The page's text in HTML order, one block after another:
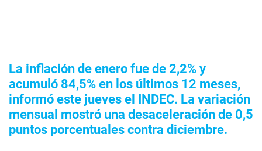
La inflación de enero fue de 2,2% y
acumuló 84,5% en los últimos 12 meses,
informó este jueves el INDEC. La variación
mensual mostró una desaceleración de 0,5
puntos porcentuales contra diciembre.